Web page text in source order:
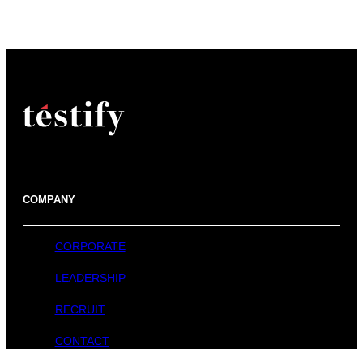
COMPANY
CORPORATE
LEADERSHIP
RECRUIT
CONTACT